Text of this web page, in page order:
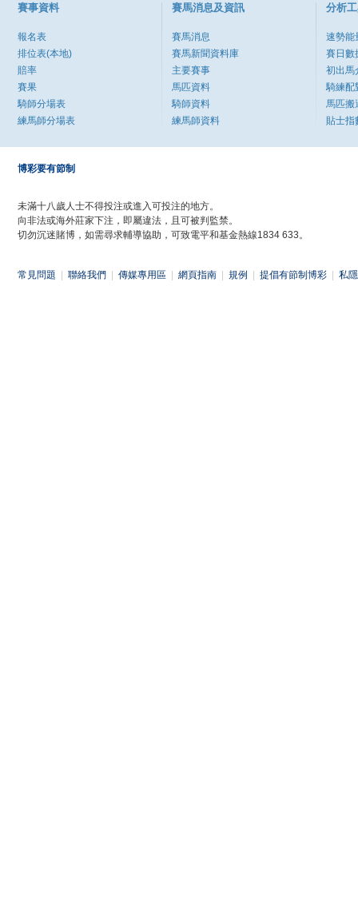
賽事資料
報名表
排位表(本地)
賠率
賽果
騎師分場表
練馬師分場表
賽馬消息及資訊
賽馬消息
賽馬新聞資料庫
主要賽事
馬匹資料
騎師資料
練馬師資料
分析
速勢能
賽日數
初出馬
騎練配
馬匹搬
貼士指
博彩要有節制
未滿十八歲人士不得投注或進入可投注的地方。
向非法或海外莊家下注，即屬違法，且可被判監禁。
切勿沉迷賭博，如需尋求輔導協助，可致電平和基金熱線1834 633。
常見問題 聯絡我們 傳媒專用區 網頁指南 規例 提倡有節制博彩 私